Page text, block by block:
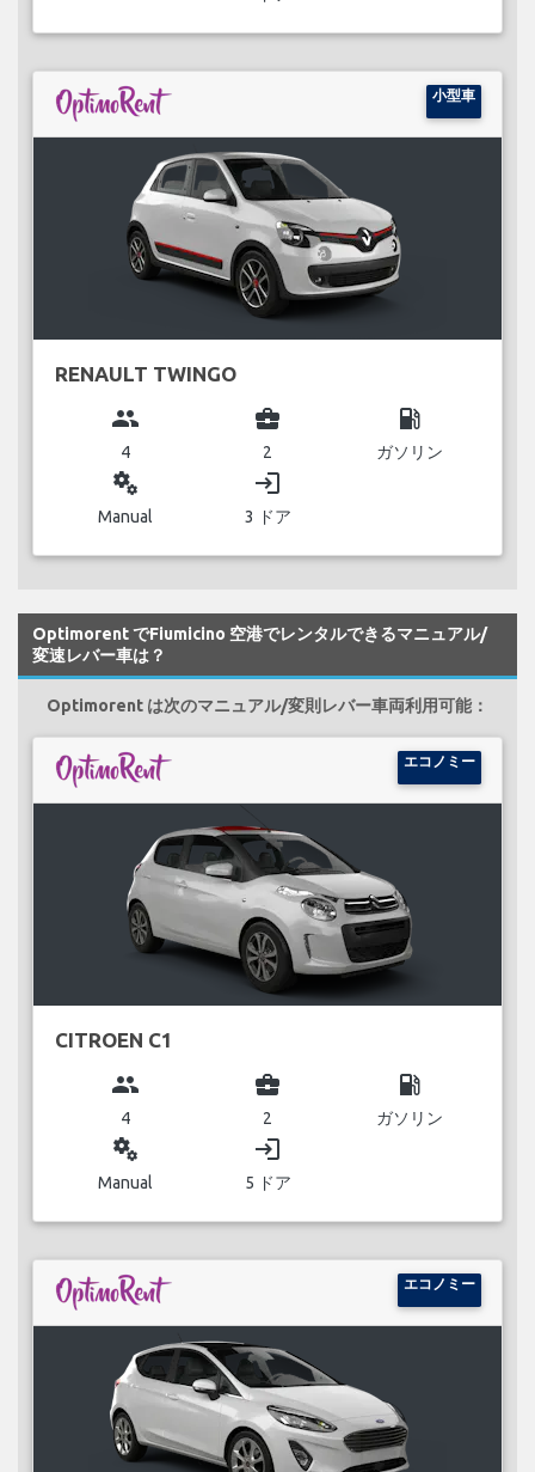
小型車
RENAULT TWINGO
group
4
business_center
2
local_gas_station
ガソリン
miscellaneous_services
Manual
login
3 ドア
Optimorent でFiumicino 空港でレンタルできるマニュアル/
変速レバー車は？
Optimorent は次のマニュアル/変則レバー車両利用可能：
エコノミー
CITROEN C1
group
4
business_center
2
local_gas_station
ガソリン
miscellaneous_services
Manual
login
5 ドア
エコノミー